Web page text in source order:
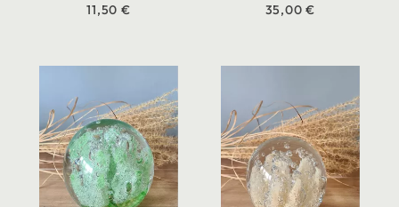
11,50 € 35,00 €